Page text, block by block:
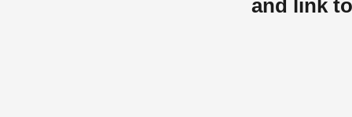
and link